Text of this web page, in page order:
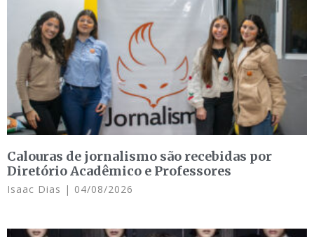
Calouras de jornalismo são recebidas por
Diretório Acadêmico e Professores
Isaac Dias 04/08/2026